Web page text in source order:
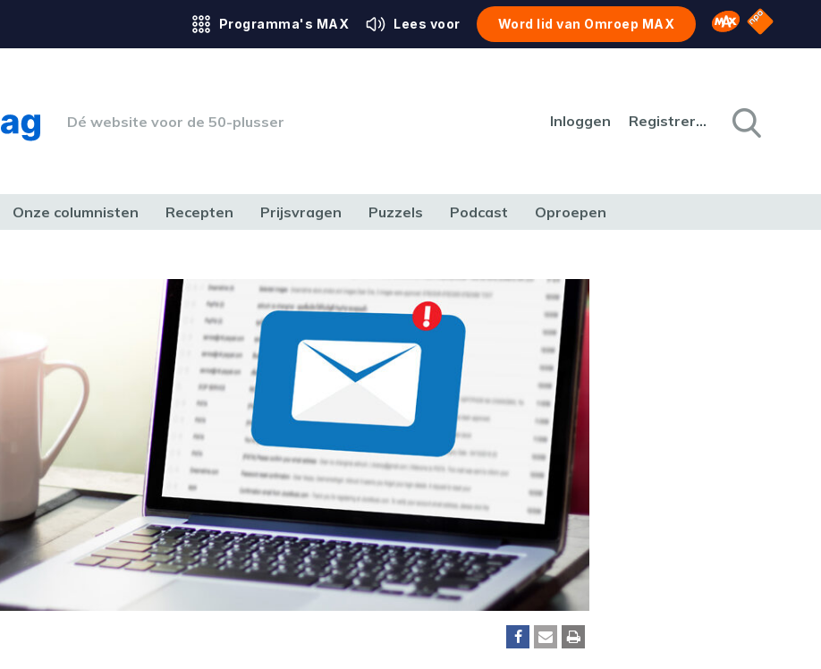
Programma's MAX Lees voor Word lid van Omroep MAX Omroep MAX
NPO
Dé website voor de 50-plusser Inloggen Registreren
Onze columnisten Recepten Prijsvragen Puzzels Podcast Oproepen